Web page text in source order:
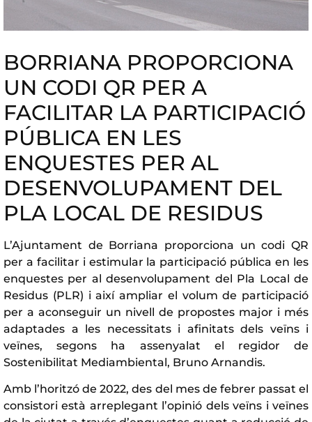
BORRIANA PROPORCIONA
UN CODI QR PER A
FACILITAR LA PARTICIPACIÓ
PÚBLICA EN LES
ENQUESTES PER AL
DESENVOLUPAMENT DEL
PLA LOCAL DE RESIDUS
L’Ajuntament de Borriana proporciona un codi QR
per a facilitar i estimular la participació pública en les
enquestes per al desenvolupament del Pla Local de
Residus (PLR) i així ampliar el volum de participació
per a aconseguir un nivell de propostes major i més
adaptades a les necessitats i afinitats dels veïns i
veïnes, segons ha assenyalat el regidor de
Sostenibilitat Mediambiental, Bruno Arnandis.
Amb l’horitzó de 2022, des del mes de febrer passat el
consistori està arreplegant l’opinió dels veïns i veïnes